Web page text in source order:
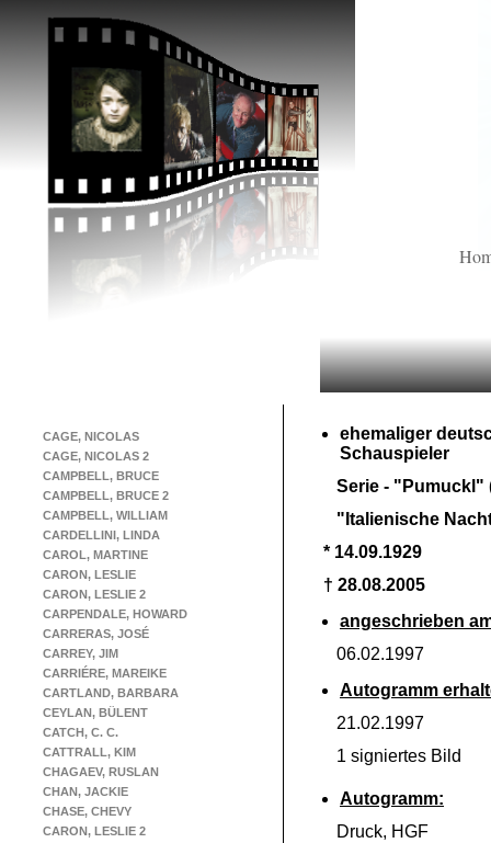
CAGE, NICOLAS
CAGE, NICOLAS 2
CAMPBELL, BRUCE
CAMPBELL, BRUCE 2
CAMPBELL, WILLIAM
CARDELLINI, LINDA
CAROL, MARTINE
CARON, LESLIE
CARON, LESLIE 2
CARPENDALE, HOWARD
CARRERAS, JOSÉ
CARREY, JIM
CARRIÉRE, MAREIKE
CARTLAND, BARBARA
CEYLAN, BÜLENT
CATCH, C. C.
CATTRALL, KIM
CHAGAEV, RUSLAN
CHAN, JACKIE
CHASE, CHEVY
CARON, LESLIE 2
ehemaliger
Schauspieler
Serie - "Pumuckl"
"Italienische
* 14.09.1929
† 28.08.2005
angeschrieben
06.02.1997
Autogramm
21.02.1997
1 signiertes Bild
Autogramm:
Druck, HGF